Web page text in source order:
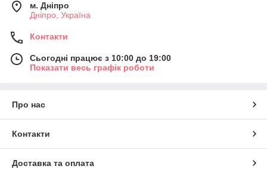
м. Дніпро
Дніпро, Україна
Контакти
Сьогодні працює з 10:00 до 19:00
Показати весь графік роботи
Про нас
Контакти
Доставка та оплата